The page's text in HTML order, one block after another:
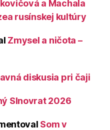
a Machala
rusínskej kultúry
Zmysel a ničota –
diskusia pri čaji
Slnovrat 2026
Som v